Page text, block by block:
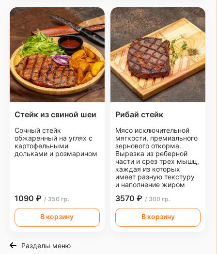
Стейк из свиной шеи
Сочный стейк
обжаренный на углях с
картофельными
дольками и розмарином
1090 ₽ / 350 гр.
В корзину
Рибай стейк
Мясо исключительной
мягкости, премиального
зернового откорма.
Вырезка из реберной
части и срез трех мышц,
каждая из которых
имеет разную текстуру
и наполнение жиром
3570 ₽ / 300 гр.
В корзину
Разделы меню